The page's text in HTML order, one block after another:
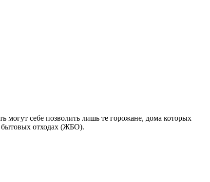
могут себе позволить лишь те горожане, дома которых
бытовых отходах (ЖБО).